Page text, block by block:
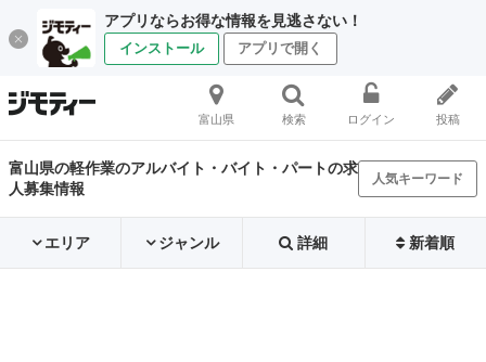
アプリならお得な情報を見逃さない！
インストール アプリで開く
富山県 検索 ログイン 投稿
富山県の軽作業のアルバイト・バイト・パートの求
人募集情報
人気キーワード
エリア ジャンル 詳細 新着順